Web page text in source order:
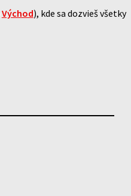
Východ), kde sa dozvieš všetky